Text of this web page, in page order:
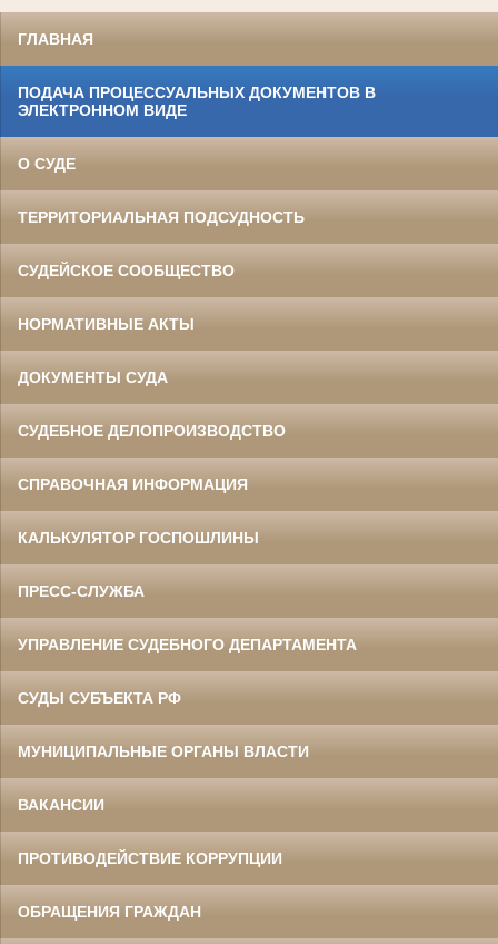
ГЛАВНАЯ
ПОДАЧА ПРОЦЕССУАЛЬНЫХ ДОКУМЕНТОВ В
ЭЛЕКТРОННОМ ВИДЕ
О СУДЕ
ТЕРРИТОРИАЛЬНАЯ ПОДСУДНОСТЬ
СУДЕЙСКОЕ СООБЩЕСТВО
НОРМАТИВНЫЕ АКТЫ
ДОКУМЕНТЫ СУДА
СУДЕБНОЕ ДЕЛОПРОИЗВОДСТВО
СПРАВОЧНАЯ ИНФОРМАЦИЯ
КАЛЬКУЛЯТОР ГОСПОШЛИНЫ
ПРЕСС-СЛУЖБА
УПРАВЛЕНИЕ СУДЕБНОГО ДЕПАРТАМЕНТА
СУДЫ СУБЪЕКТА РФ
МУНИЦИПАЛЬНЫЕ ОРГАНЫ ВЛАСТИ
ВАКАНСИИ
ПРОТИВОДЕЙСТВИЕ КОРРУПЦИИ
ОБРАЩЕНИЯ ГРАЖДАН